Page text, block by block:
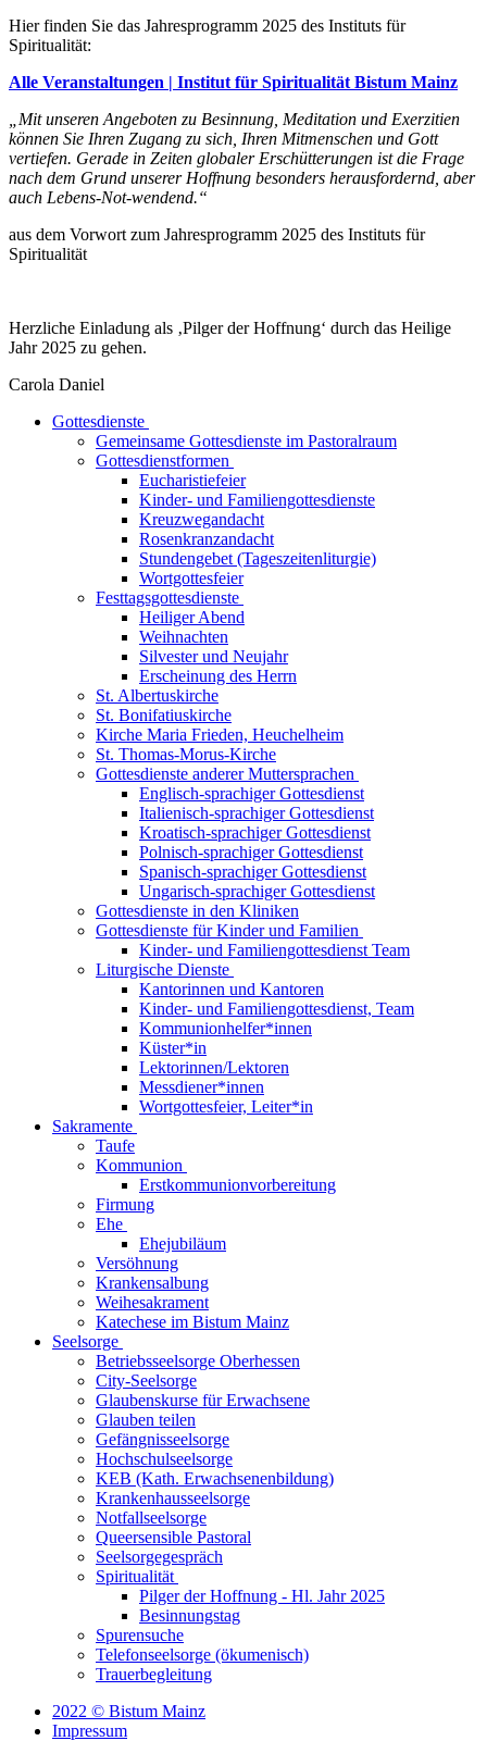
Hier finden Sie das Jahresprogramm 2025 des Instituts für
Spiritualität:
Alle Veranstaltungen | Institut für Spiritualität Bistum Mainz
„Mit unseren Angeboten zu Besinnung, Meditation und Exerzitien
können Sie Ihren Zugang zu sich, Ihren Mitmenschen und Gott
vertiefen. Gerade in Zeiten globaler Erschütterungen ist die Frage
nach dem Grund unserer Hoffnung besonders herausfordernd, aber
auch Lebens-Not-wendend.“
aus dem Vorwort zum Jahresprogramm 2025 des Instituts für
Spiritualität
Herzliche Einladung als ‚Pilger der Hoffnung‘ durch das Heilige
Jahr 2025 zu gehen.
Carola Daniel
Gottesdienste
Gemeinsame Gottesdienste im Pastoralraum
Gottesdienstformen
Eucharistiefeier
Kinder- und Familiengottesdienste
Kreuzwegandacht
Rosenkranzandacht
Stundengebet (Tageszeitenliturgie)
Wortgottesfeier
Festtagsgottesdienste
Heiliger Abend
Weihnachten
Silvester und Neujahr
Erscheinung des Herrn
St. Albertuskirche
St. Bonifatiuskirche
Kirche Maria Frieden, Heuchelheim
St. Thomas-Morus-Kirche
Gottesdienste anderer Muttersprachen
Englisch-sprachiger Gottesdienst
Italienisch-sprachiger Gottesdienst
Kroatisch-sprachiger Gottesdienst
Polnisch-sprachiger Gottesdienst
Spanisch-sprachiger Gottesdienst
Ungarisch-sprachiger Gottesdienst
Gottesdienste in den Kliniken
Gottesdienste für Kinder und Familien
Kinder- und Familiengottesdienst Team
Liturgische Dienste
Kantorinnen und Kantoren
Kinder- und Familiengottesdienst, Team
Kommunionhelfer*innen
Küster*in
Lektorinnen/Lektoren
Messdiener*innen
Wortgottesfeier, Leiter*in
Sakramente
Taufe
Kommunion
Erstkommunionvorbereitung
Firmung
Ehe
Ehejubiläum
Versöhnung
Krankensalbung
Weihesakrament
Katechese im Bistum Mainz
Seelsorge
Betriebsseelsorge Oberhessen
City-Seelsorge
Glaubenskurse für Erwachsene
Glauben teilen
Gefängnisseelsorge
Hochschulseelsorge
KEB (Kath. Erwachsenenbildung)
Krankenhausseelsorge
Notfallseelsorge
Queersensible Pastoral
Seelsorgegespräch
Spiritualität
Pilger der Hoffnung - Hl. Jahr 2025
Besinnungstag
Spurensuche
Telefonseelsorge (ökumenisch)
Trauerbegleitung
2022 © Bistum Mainz
Impressum